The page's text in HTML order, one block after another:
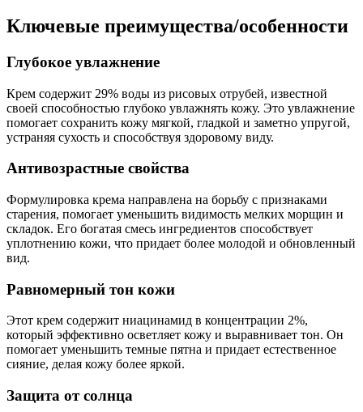
Ключевые преимущества/особенности
Глубокое увлажнение
Крем содержит 29% воды из рисовых отрубей, известной
своей способностью глубоко увлажнять кожу. Это увлажнение
помогает сохранить кожу мягкой, гладкой и заметно упругой,
устраняя сухость и способствуя здоровому виду.
Антивозрастные свойства
Формулировка крема направлена на борьбу с признаками
старения, помогает уменьшить видимость мелких морщин и
складок. Его богатая смесь ингредиентов способствует
уплотнению кожи, что придает более молодой и обновленный
вид.
Равномерный тон кожи
Этот крем содержит ниацинамид в концентрации 2%,
который эффективно осветляет кожу и выравнивает тон. Он
помогает уменьшить темные пятна и придает естественное
сияние, делая кожу более яркой.
Защита от солнца